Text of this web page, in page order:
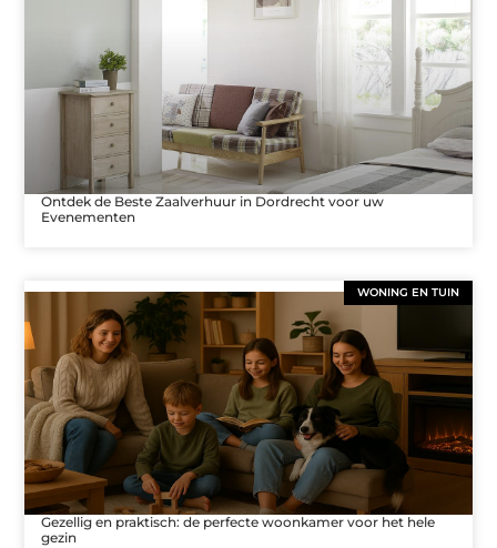
Ontdek de Beste Zaalverhuur in Dordrecht voor uw
Evenementen
WONING EN TUIN
Gezellig en praktisch: de perfecte woonkamer voor het hele
gezin